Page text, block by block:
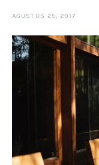
AGUSTUS 25, 2017